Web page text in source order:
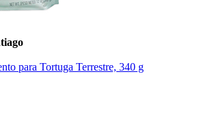
para Tortuga Terrestre, 340 g